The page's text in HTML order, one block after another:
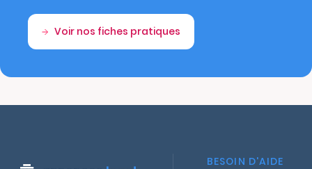
Voir nos fiches pratiques
BESOIN D'AIDE